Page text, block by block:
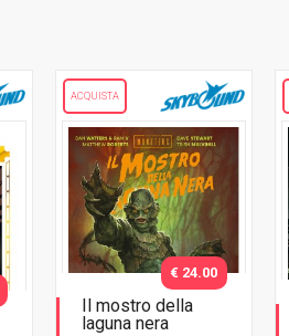
ACQUISTA
Il mostro della
laguna nera
€ 24.00